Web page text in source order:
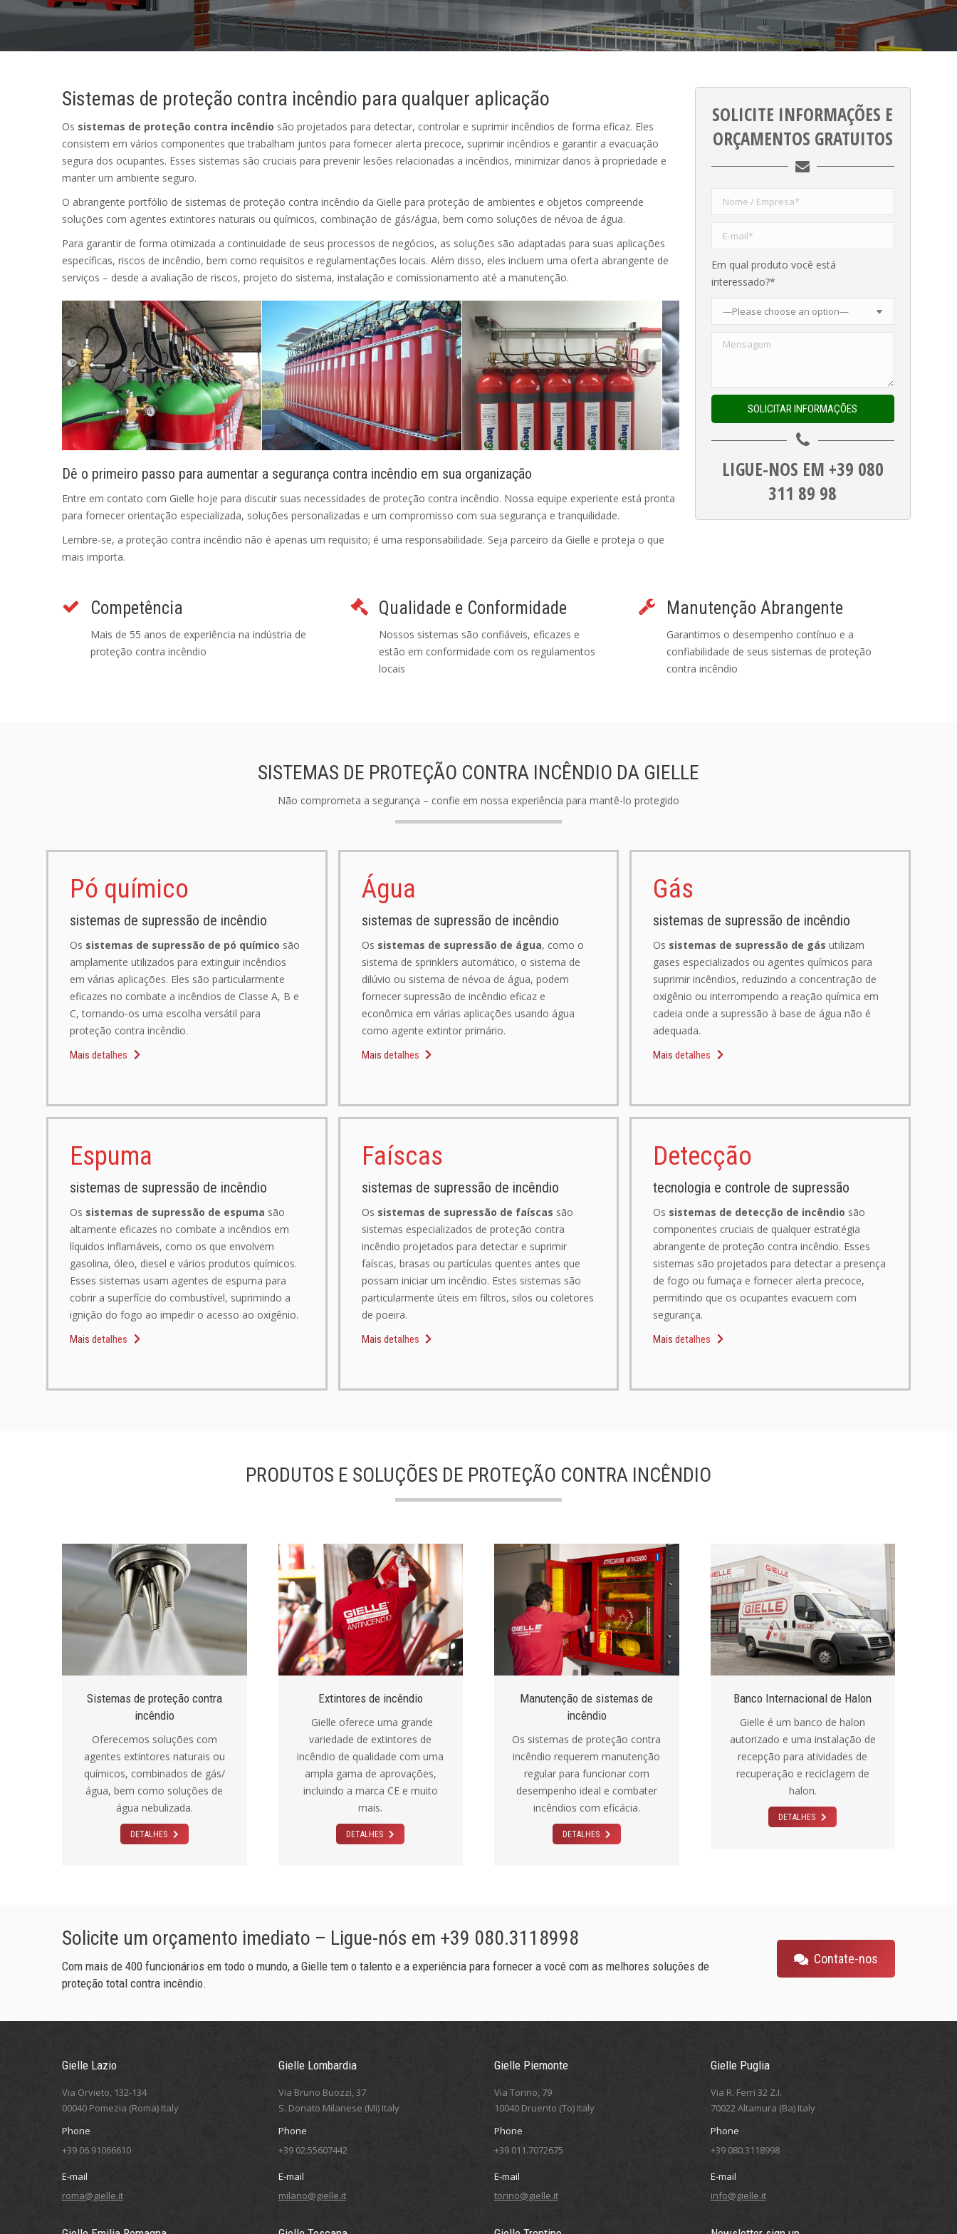
Sistemas de proteção contra incêndio para qualquer aplicação
Os sistemas de proteção contra incêndio são projetados para detectar, controlar e suprimir incêndios de forma eficaz. Eles
consistem em vários componentes que trabalham juntos para fornecer alerta precoce, suprimir incêndios e garantir a evacuação
segura dos ocupantes. Esses sistemas são cruciais para prevenir lesões relacionadas a incêndios, minimizar danos à propriedade e
manter um ambiente seguro.
O abrangente portfólio de sistemas de proteção contra incêndio da Gielle para proteção de ambientes e objetos compreende
soluções com agentes extintores naturais ou químicos, combinação de gás/água, bem como soluções de névoa de água.
Para garantir de forma otimizada a continuidade de seus processos de negócios, as soluções são adaptadas para suas aplicações
específicas, riscos de incêndio, bem como requisitos e regulamentações locais. Além disso, eles incluem uma oferta abrangente de
serviços – desde a avaliação de riscos, projeto do sistema, instalação e comissionamento até a manutenção.
Dê o primeiro passo para aumentar a segurança contra incêndio em sua organização
Entre em contato com Gielle hoje para discutir suas necessidades de proteção contra incêndio. Nossa equipe experiente está pronta
para fornecer orientação especializada, soluções personalizadas e um compromisso com sua segurança e tranquilidade.
Lembre-se, a proteção contra incêndio não é apenas um requisito; é uma responsabilidade. Seja parceiro da Gielle e proteja o que
mais importa.
SOLICITE INFORMAÇÕES E
ORÇAMENTOS GRATUITOS
Em qual produto você está
interessado?*
LIGUE-NOS EM +39 080
311 89 98
Competência
Mais de 55 anos de experiência na indústria de
proteção contra incêndio
Qualidade e Conformidade
Nossos sistemas são confiáveis, eficazes e
estão em conformidade com os regulamentos
locais
Manutenção Abrangente
Garantimos o desempenho contínuo e a
confiabilidade de seus sistemas de proteção
contra incêndio
SISTEMAS DE PROTEÇÃO CONTRA INCÊNDIO DA GIELLE
Não comprometa a segurança – confie em nossa experiência para mantê-lo protegido
Pó químico
sistemas de supressão de incêndio
Os sistemas de supressão de pó químico são
amplamente utilizados para extinguir incêndios
em várias aplicações. Eles são particularmente
eficazes no combate a incêndios de Classe A, B e
C, tornando-os uma escolha versátil para
proteção contra incêndio.
Mais detalhes
Água
sistemas de supressão de incêndio
Os sistemas de supressão de água, como o
sistema de sprinklers automático, o sistema de
dilúvio ou sistema de névoa de água, podem
fornecer supressão de incêndio eficaz e
econômica em várias aplicações usando água
como agente extintor primário.
Mais detalhes
Gás
sistemas de supressão de incêndio
Os sistemas de supressão de gás utilizam
gases especializados ou agentes químicos para
suprimir incêndios, reduzindo a concentração de
oxigênio ou interrompendo a reação química em
cadeia onde a supressão à base de água não é
adequada.
Mais detalhes
Espuma
sistemas de supressão de incêndio
Os sistemas de supressão de espuma são
altamente eficazes no combate a incêndios em
líquidos inflamáveis, como os que envolvem
gasolina, óleo, diesel e vários produtos químicos.
Esses sistemas usam agentes de espuma para
cobrir a superfície do combustível, suprimindo a
ignição do fogo ao impedir o acesso ao oxigênio.
Mais detalhes
Faíscas
sistemas de supressão de incêndio
Os sistemas de supressão de faíscas são
sistemas especializados de proteção contra
incêndio projetados para detectar e suprimir
faíscas, brasas ou partículas quentes antes que
possam iniciar um incêndio. Estes sistemas são
particularmente úteis em filtros, silos ou coletores
de poeira.
Mais detalhes
Detecção
tecnologia e controle de supressão
Os sistemas de detecção de incêndio são
componentes cruciais de qualquer estratégia
abrangente de proteção contra incêndio. Esses
sistemas são projetados para detectar a presença
de fogo ou fumaça e fornecer alerta precoce,
permitindo que os ocupantes evacuem com
segurança.
Mais detalhes
PRODUTOS E SOLUÇÕES DE PROTEÇÃO CONTRA INCÊNDIO
Sistemas de proteção contra
incêndio
Oferecemos soluções com
agentes extintores naturais ou
químicos, combinados de gás/
água, bem como soluções de
água nebulizada.
DETALHES
Extintores de incêndio
Gielle oferece uma grande
variedade de extintores de
incêndio de qualidade com uma
ampla gama de aprovações,
incluindo a marca CE e muito
mais.
DETALHES
Manutenção de sistemas de
incêndio
Os sistemas de proteção contra
incêndio requerem manutenção
regular para funcionar com
desempenho ideal e combater
incêndios com eficácia.
DETALHES
Banco Internacional de Halon
Gielle é um banco de halon
autorizado e uma instalação de
recepção para atividades de
recuperação e reciclagem de
halon.
DETALHES
Solicite um orçamento imediato – Ligue-nós em +39 080.3118998
Com mais de 400 funcionários em todo o mundo, a Gielle tem o talento e a experiência para fornecer a você com as melhores soluções de
proteção total contra incêndio.
Contate-nos
Gielle Lazio
Via Orvieto, 132-134
00040 Pomezia (Roma) Italy
Phone
+39 06.91066610
E-mail
roma@gielle.it
Gielle Lombardia
Via Bruno Buozzi, 37
S. Donato Milanese (Mi) Italy
Phone
+39 02.55607442
E-mail
milano@gielle.it
Gielle Piemonte
Via Torino, 79
10040 Druento (To) Italy
Phone
+39 011.7072675
E-mail
torino@gielle.it
Gielle Puglia
Via R. Ferri 32 Z.I.
70022 Altamura (Ba) Italy
Phone
+39 080.3118998
E-mail
info@gielle.it